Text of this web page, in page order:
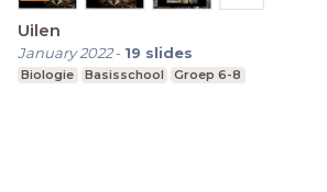
Uilen
January 2022- 19 slides
Biologie Basisschool Groep 6-8